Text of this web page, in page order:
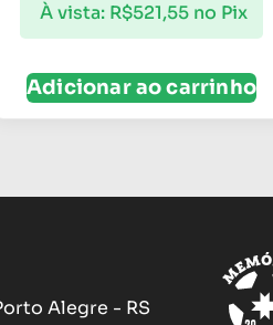
À vista: R$521,55 no Pix
Adicionar ao carrinho
Alegre - RS